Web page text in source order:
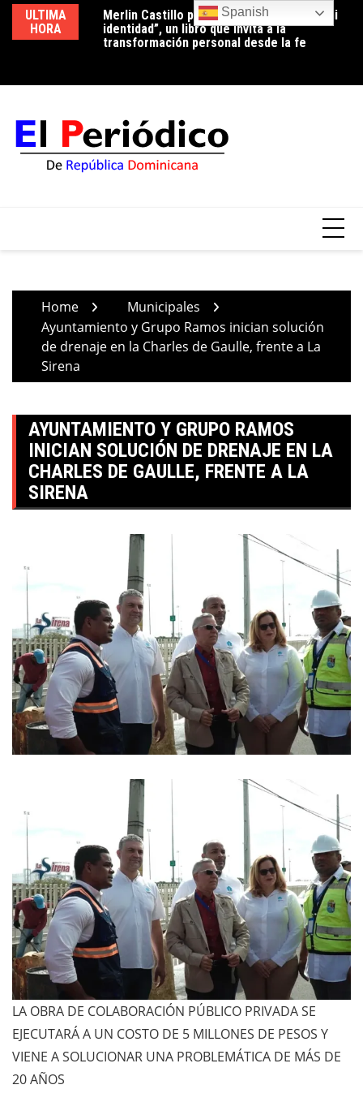
Skip
content
ULTIMA
HORA
Merlin Castillo presenta “Descubriendo mi
identidad”, un libro que invita a la
transformación personal desde la fe
Periodista Vicente Méndez pide la renuncia
del alcalde de Santo Domingo Oeste,
Francisco Peña, por deplorable situación de
Home
Municipales
Ayuntamiento y Grupo Ramos inician solución
de drenaje en la Charles de Gaulle, frente a La
Sirena
AYUNTAMIENTO Y GRUPO RAMOS
INICIAN SOLUCIÓN DE DRENAJE EN LA
CHARLES DE GAULLE, FRENTE A LA
SIRENA
LA OBRA DE COLABORACIÓN PÚBLICO PRIVADA SE
EJECUTARÁ A UN COSTO DE 5 MILLONES DE PESOS Y
VIENE A SOLUCIONAR UNA PROBLEMÁTICA DE MÁS DE
20 AÑOS
Spanish